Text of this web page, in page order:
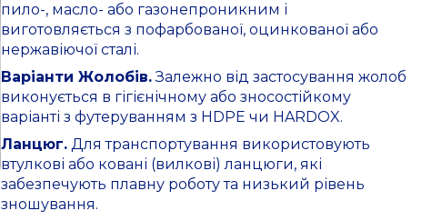
пило-, масло- або газонепроникним і
виготовляється з пофарбованої, оцинкованої або
нержавіючої сталі.
Варіанти Жолобів.Залежно від застосування жолоб
виконується в гігієнічному або зносостійкому
варіанті з футеруванням з HDPE чи HARDOX.
Ланцюг. Для транспортування використовують
втулкові або ковані (вилкові) ланцюги, які
забезпечують плавну роботу та низький рівень
зношування.